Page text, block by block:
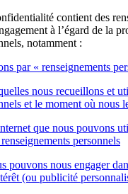
contient des
à l’égard de la
notamment :
par « renseignements
nous recueillons et
et le moment où nous
que nous pouvons
personnels
pouvons nous engager
(ou publicité